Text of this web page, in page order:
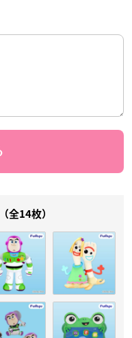
全14枚）